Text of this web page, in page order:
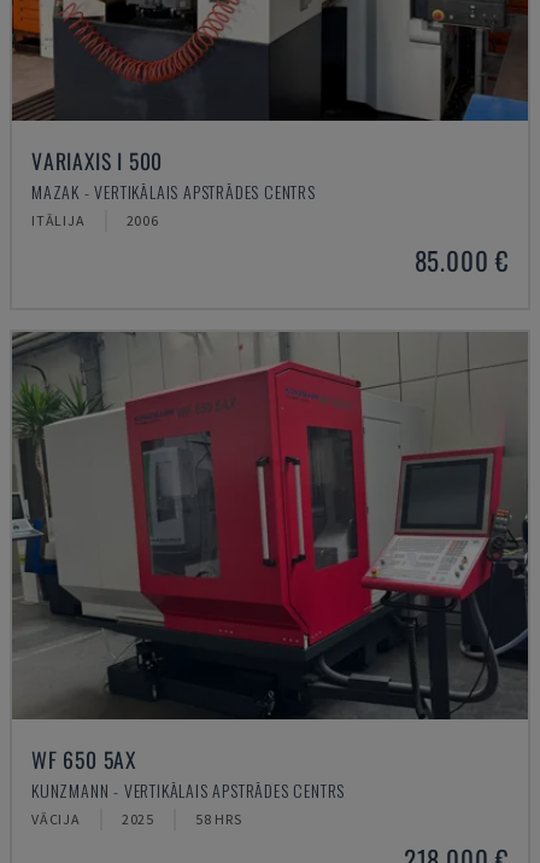
VARIAXIS I 500
MAZAK - VERTIKĀLAIS APSTRĀDES CENTRS
ITĀLIJA 2006
85.000 €
WF 650 5AX
KUNZMANN - VERTIKĀLAIS APSTRĀDES CENTRS
VĀCIJA 2025 58 HRS